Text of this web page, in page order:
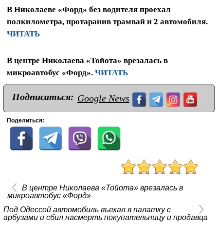
В Николаеве «Форд» без водителя проехал
полкилометра, протаранив трамвай и 2 автомобиля.
ЧИТАТЬ
В центре Николаева «Тойота» врезалась в
микроавтобус «Форд». ЧИТАТЬ
Подписаться: Google News
Поделиться:
В центре Николаева «Тойота» врезалась в
микроавтобус «Форд»
Под Одессой автомобиль въехал в палатку с
арбузами и сбил насмерть покупательницу и продавца